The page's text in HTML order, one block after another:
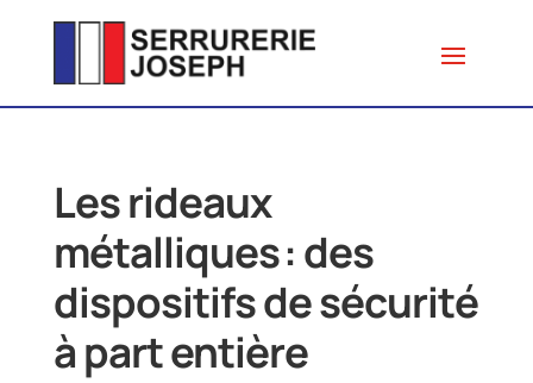
Les rideaux
métalliques : des
dispositifs de sécurité
à part entière